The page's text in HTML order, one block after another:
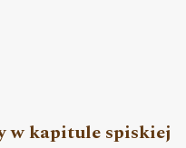
w kapitule spiskiej